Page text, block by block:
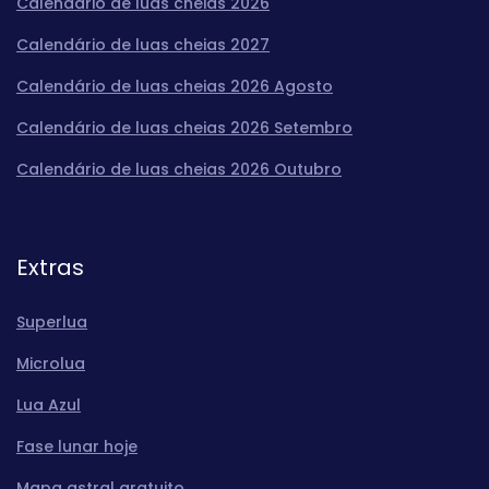
Calendário de luas cheias 2027
Calendário de luas cheias 2026 Agosto
Calendário de luas cheias 2026 Setembro
Calendário de luas cheias 2026 Outubro
Extras
Superlua
Microlua
Lua Azul
Fase lunar hoje